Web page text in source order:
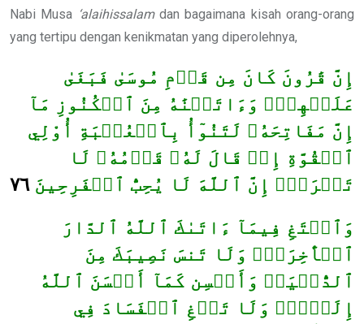
Nabi Musa ‘alaihissalamdan bagaimana kisah orang-orang
yang tertipu dengan kenikmatan yang diperolehnya,
إِنَّ قَٰرُونَ كَانَ مِن قَوۡمِ مُوسَىٰ فَبَغَىٰ
عَلَيۡهِمۡۖ وَءَاتَيۡنَٰهُ مِنَ ٱلۡكُنُوزِ مَآ
إِنَّ مَفَاتِحَهُۥ لَتَنُوٓأُ بِٱلۡعُصۡبَةِ أُوْلِي
ٱلۡقُوَّةِ إِذۡ قَالَ لَهُۥ قَوۡمُهُۥ لَا
تَفۡرَحۡۖ إِنَّ ٱللَّهَ لَا يُحِبُّ ٱلۡفَرِحِينَ ٧٦
وَٱبۡتَغِ فِيمَآ ءَاتَىٰكَ ٱللَّهُ ٱلدَّارَ
ٱلۡأٓخِرَةَۖ وَلَا تَنسَ نَصِيبَكَ مِنَ
ٱلدُّنۡيَاۖ وَأَحۡسِن كَمَآ أَحۡسَنَ ٱللَّهُ
إِلَيۡكَۖ وَلَا تَبۡغِ ٱلۡفَسَادَ فِي